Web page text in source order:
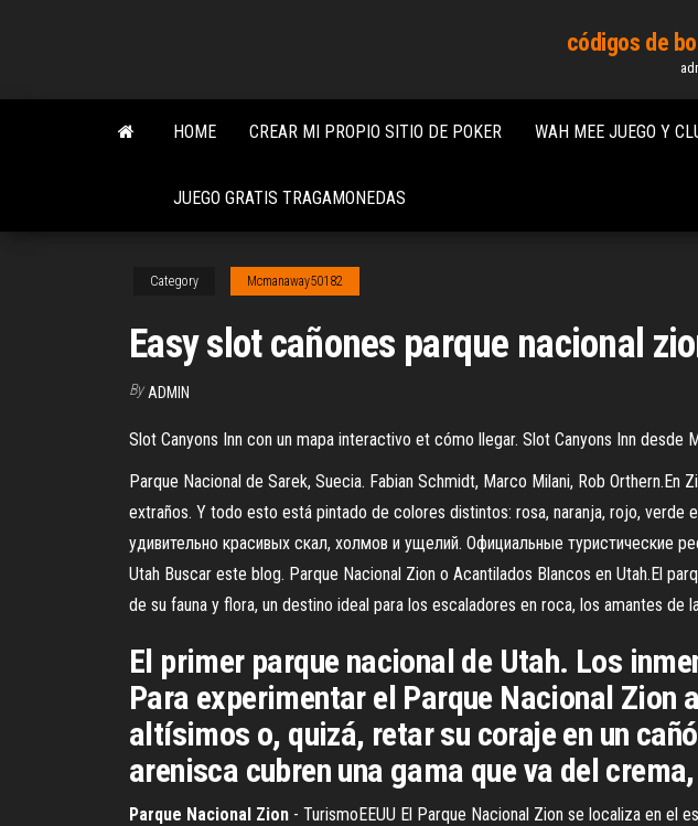
content
códigos de
HOME CREAR MI PROPIO SITIO DE POKER WAH MEE JUEGO Y
JUEGO GRATIS TRAGAMONEDAS
Category Mcmanaway50182
Easy slot cañones parque nacional
By ADMIN
Slot Canyons Inn con un mapa interactivo et cómo llegar. Slot Canyons Inn desde
Parque Nacional de Sarek, Suecia. Fabian Schmidt, Marco Milani, Rob
extraños. Y todo esto está pintado de colores distintos: rosa, naranja, rojo, verde
удивительно красивых скал, холмов и ущелий. Официальные туристические
Utah Buscar este blog. Parque Nacional Zion o Acantilados Blancos en Utah.El
de su fauna y flora, un destino ideal para los escaladores en roca, los amantes
El primer parque nacional de Utah. Los
Para experimentar el Parque Nacional
altísimos o, quizá, retar su coraje en un
arenisca cubren una gama que va del
Parque Nacional Zion - TurismoEEUU El Parque Nacional Zion se localiza en el